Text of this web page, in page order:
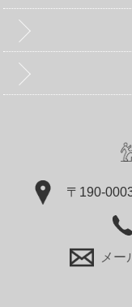
〒190-
メー